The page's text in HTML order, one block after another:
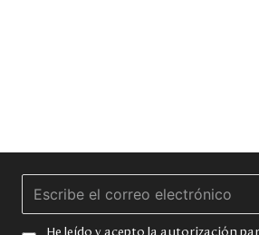
He leído y acepto la autorización